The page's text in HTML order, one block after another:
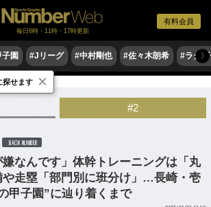
有料会員
毎日6時・11時・17時更新
子園 #Jリーグ #中村剛也 #佐々木朗希 #ラグ〉
#2
BACK NUMBER
嫌なんです」体幹トレーニングは「丸
や走塁「部門別に班分け」…長崎・壱
甲子園”に辿り着くまで
探せます ×